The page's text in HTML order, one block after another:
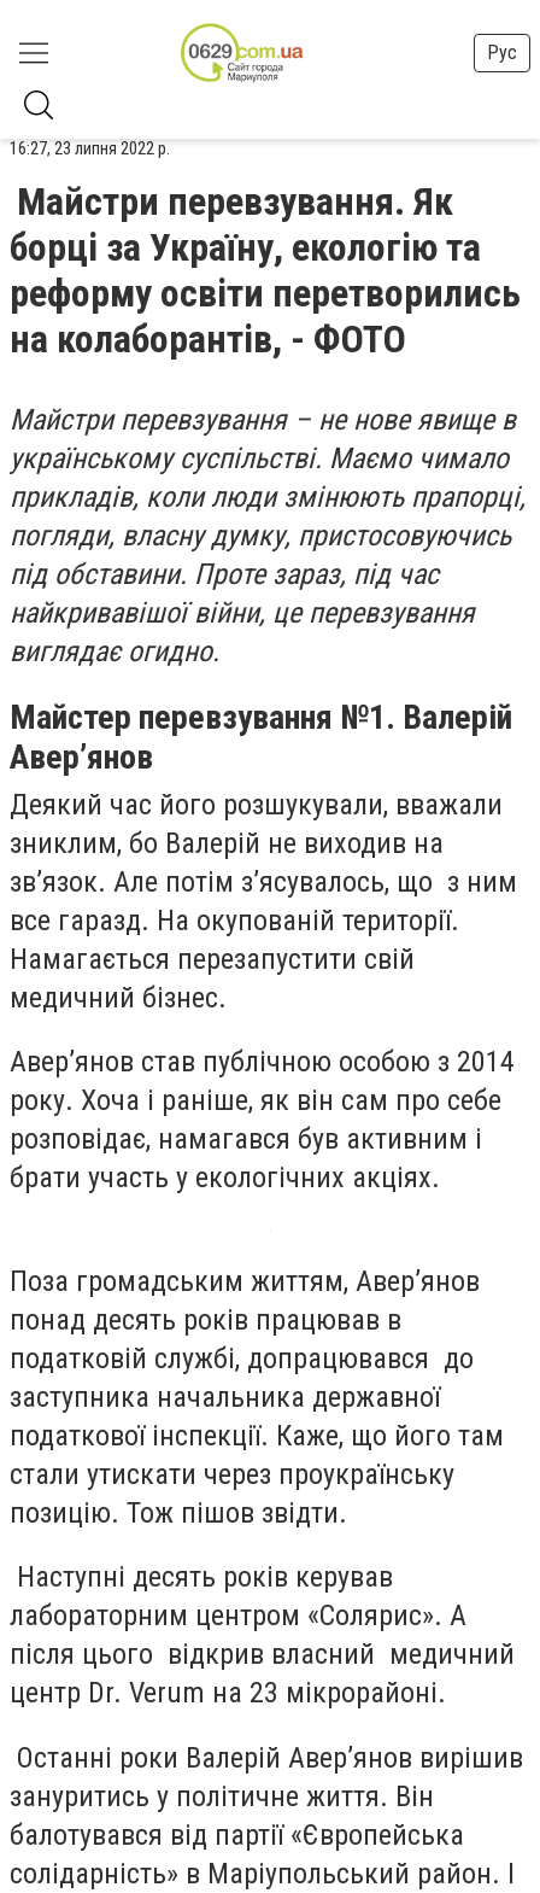
Рус
16:27, 23 липня 2022 р.
Майстри перевзування. Як
борці за Україну, екологію та
реформу освіти перетворились
на колаборантів, - ФОТО
Майстри перевзування – не нове явище в
українському суспільстві. Маємо чимало
прикладів, коли люди змінюють прапорці,
погляди, власну думку, пристосовуючись
під обставини. Проте зараз, під час
найкривавішої війни, це перевзування
виглядає огидно.
Майстер перевзування №1. Валерій
Авер’янов
Деякий час його розшукували, вважали
зниклим, бо Валерій не виходив на
зв’язок. Але потім з’ясувалось, що з ним
все гаразд. На окупованій території.
Намагається перезапустити свій
медичний бізнес.
Авер’янов став публічною особою з 2014
року. Хоча і раніше, як він сам про себе
розповідає, намагався був активним і
брати участь у екологічних акціях.
Поза громадським життям, Авер’янов
понад десять років працював в
податковій службі, допрацювався до
заступника начальника державної
податкової інспекції. Каже, що його там
стали утискати через проукраїнську
позицію. Тож пішов звідти.
Наступні десять років керував
лабораторним центром «Солярис». А
після цього відкрив власний медичний
центр Dr. Verum на 23 мікрорайоні.
Останні роки Валерій Авер’янов вирішив
зануритись у політичне життя. Він
балотувався від партії «Європейська
солідарність» в Маріупольський район. І